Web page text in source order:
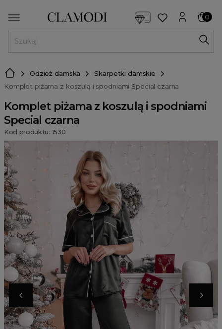
0
Odzież damska
Skarpetki damskie
Komplet piżama z koszulą i spodniami Special czarna
Komplet piżama z koszulą i spodniami
Special czarna
Kod produktu: 1530